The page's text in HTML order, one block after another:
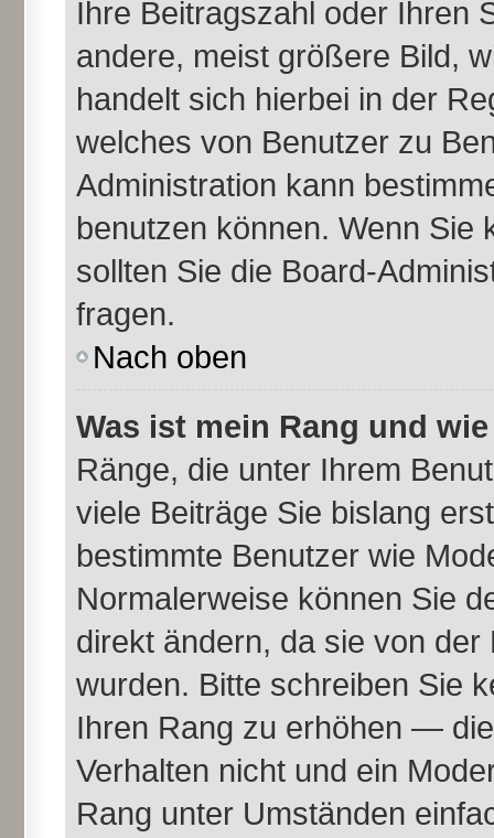
Ihre Beitragszahl oder Ihren
andere, meist größere Bild,
handelt sich hierbei in der
welches von Benutzer zu
Administration kann
benutzen können. Wenn Sie
sollten Sie die Board-
fragen.
Nach oben
Was ist mein Rang und
Ränge, die unter Ihrem
viele Beiträge Sie bislang
bestimmte Benutzer wie
Normalerweise können Sie
direkt ändern, da sie von
wurden. Bitte schreiben Sie
Ihren Rang zu erhöhen —
Verhalten nicht und ein
Rang unter Umständen